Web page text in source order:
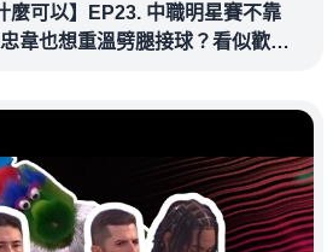
麼可以】EP23. 中職明星賽不靠
韋也想重溫劈腿接球？看似歡樂